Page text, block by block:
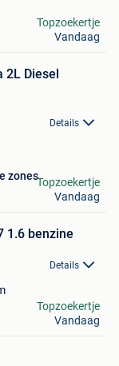
Topzoekertje
Vandaag
2L Diesel
Details
zones
Topzoekertje
Vandaag
1.6 benzine
Details
Topzoekertje
Vandaag